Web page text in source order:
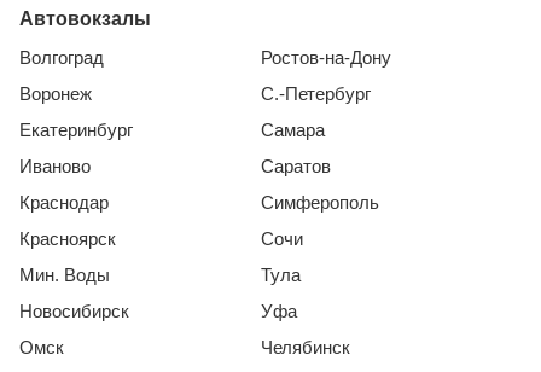
Автовокзалы
Волгоград
Воронеж
Екатеринбург
Иваново
Краснодар
Красноярск
Мин. Воды
Новосибирск
Омск
Ростов-на-Дону
С.-Петербург
Самара
Саратов
Симферополь
Сочи
Тула
Уфа
Челябинск